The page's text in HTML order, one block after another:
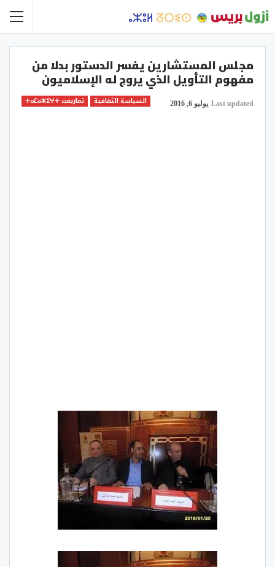
مجلس المستشارين يفسر الدستور بدلا من
مفهوم التأويل الذي يروج له الإسلاميون
السياسة الثقافية تمازيغت ⵜⴰⵎⴰⵣⵉⵖⵜ Last updated يوليو 6, 2016